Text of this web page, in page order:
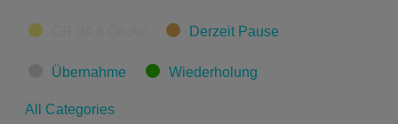
Derzeit Pause
Übernahme Wiederholung
All Categories